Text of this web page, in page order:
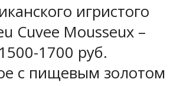
игристого
Cuvee Mousseux –
1700 руб.
с пищевым золотом